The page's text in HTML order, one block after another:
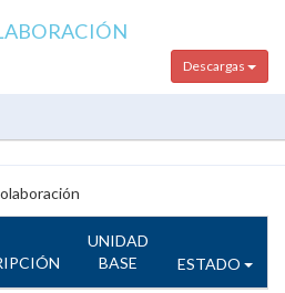
Descargas
UNIDAD
BASE
ESTADO